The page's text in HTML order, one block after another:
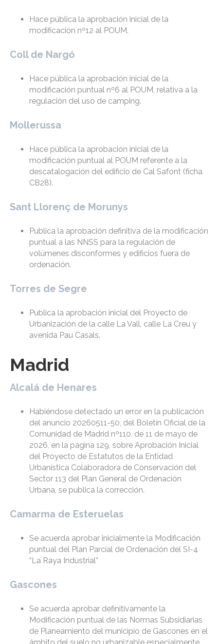
Hace pública la aprobación inicial de la
modificación nº12 al POUM.
Coll de Nargó
Hace pública la aprobación inicial de la
modificación puntual nº6 al POUM, relativa a la
regulación del uso de camping.
Mollerussa
Hace pública la aprobación inicial de la
modificación puntual al POUM referente a la
descatalogación del edificio de Cal Safont (ficha
CB28).
Sant Llorenç de Morunys
Publica la aprobación definitiva de la modificación
puntual a las NNSS para la regulación de
volúmenes disconformes y edificios fuera de
ordenación.
Torres de Segre
Publica la aprobación inicial del Proyecto de
Urbanización de la calle La Vall, calle La Creu y
avenida Pau Casals.
Madrid
Alcalá de Henares
Habiéndose detectado un error en la publicación
del anuncio 20260511-50, del Boletín Oficial de la
Comunidad de Madrid nº110, de 11 de mayo de
2026, en la página 129, sobre Aprobación Inicial
del Proyecto de Estatutos de la Entidad
Urbanística Colaboradora de Conservación del
Sector 113 del Plan General de Ordenación
Urbana, se publica la corrección.
Camarma de Esteruelas
Se acuerda aprobar inicialmente la Modificación
puntual del Plan Parcial de Ordenación del SI-4
“La Raya Industrial”
Gascones
Se acuerda aprobar definitivamente la
Modificación puntual de las Normas Subsidiarias
de Planeamiento del municipio de Gascones en el